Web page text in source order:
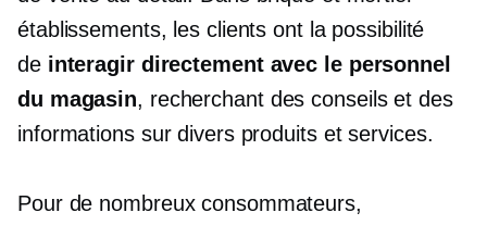
établissements, les clients ont la possibilité
de interagir directement avec le personnel
du magasin, recherchant des conseils et des
informations sur divers produits et services.
Pour de nombreux consommateurs,